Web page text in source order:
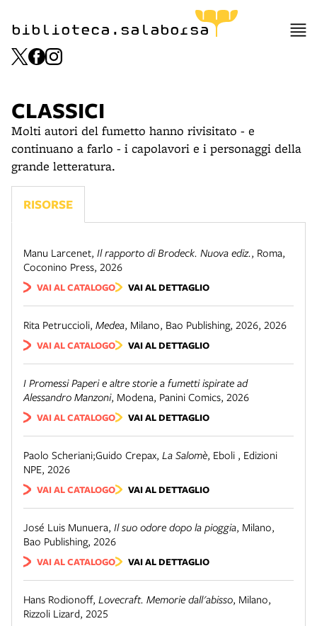
biblioteca.salaborsa
CLASSICI
Molti autori del fumetto hanno rivisitato - e
continuano a farlo - i capolavori e i personaggi della
grande letteratura.
RISORSE
Manu Larcenet, Il rapporto di Brodeck. Nuova ediz., Roma,
Coconino Press, 2026
VAI AL CATALOGO VAI AL DETTAGLIO
Rita Petruccioli, Medea, Milano, Bao Publishing, 2026, 2026
VAI AL CATALOGO VAI AL DETTAGLIO
I Promessi Paperi e altre storie a fumetti ispirate ad
Alessandro Manzoni, Modena, Panini Comics, 2026
VAI AL CATALOGO VAI AL DETTAGLIO
Paolo Scheriani;Guido Crepax, La Salomè, Eboli , Edizioni
NPE, 2026
VAI AL CATALOGO VAI AL DETTAGLIO
José Luis Munuera, Il suo odore dopo la pioggia, Milano,
Bao Publishing, 2026
VAI AL CATALOGO VAI AL DETTAGLIO
Hans Rodionoff, Lovecraft. Memorie dall'abisso, Milano,
Rizzoli Lizard, 2025